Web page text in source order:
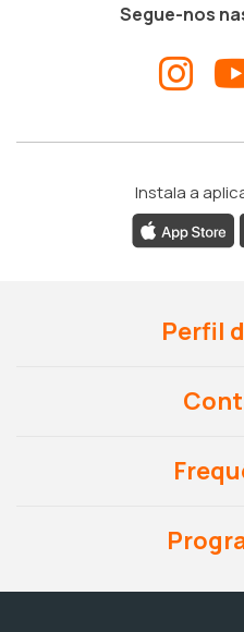
Segue-nos
Instala a
Perfil